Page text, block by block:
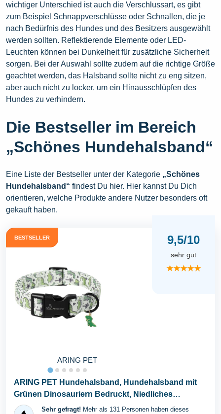
wichtiger Unterschied ist auch die Verschlussart, es gibt
zum Beispiel Schnappverschlüsse oder Schnallen, die je
nach Bedürfnis des Hundes und des Besitzers ausgewählt
werden sollten. Reflektierende Elemente oder LED-
Leuchten können bei Dunkelheit für zusätzliche Sicherheit
sorgen. Bei der Auswahl sollte zudem auf die richtige Größe
geachtet werden, das Halsband sollte nicht zu eng sitzen,
aber auch nicht zu locker, um ein Hinausschlüpfen des
Hundes zu verhindern.
Die Bestseller im Bereich
„Schönes Hundehalsband“
Eine Liste der Bestseller unter der Kategorie „Schönes
Hundehalsband“ findest Du hier. Hier kannst Du Dich
orientieren, welche Produkte andere Nutzer besonders oft
gekauft haben.
BESTSELLER
ARING PET
9,5/10
sehr gut
★★★★★
ARING PET Hundehalsband, Hundehalsband mit
Grünen Dinosauriern Bedruckt, Niedliches
Halsband aus...
Sehr gefragt! Mehr als 131 Personen haben dieses